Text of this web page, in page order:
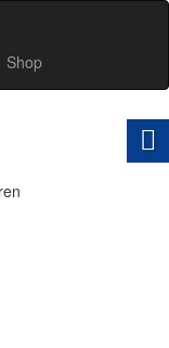
Shop